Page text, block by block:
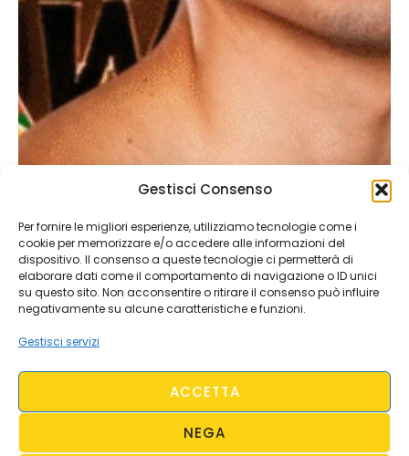
Gestisci Consenso
Per fornire le migliori esperienze, utilizziamo tecnologie come i
cookie per memorizzare e/o accedere alle informazioni del
dispositivo. Il consenso a queste tecnologie ci permetterà di
elaborare dati come il comportamento di navigazione o ID unici
su questo sito. Non acconsentire o ritirare il consenso può influire
negativamente su alcune caratteristiche e funzioni.
Gestisci servizi
ACCETTA
NEGA